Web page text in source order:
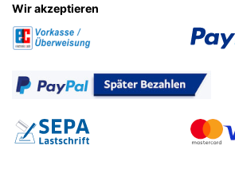
Wir akzeptieren